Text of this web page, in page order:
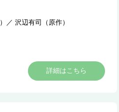
／ 沢辺有司（原作）
詳細はこちら